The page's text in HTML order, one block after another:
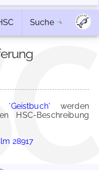
Suche
'Geistbuch' werden
HSC-Beschreibung
28917